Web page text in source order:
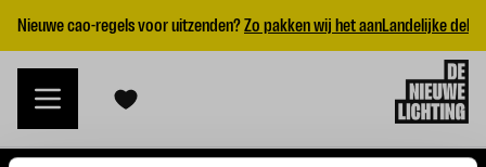
Nieuwe cao-regels voor uitzenden?Zo pakken wij het aanLandelijke